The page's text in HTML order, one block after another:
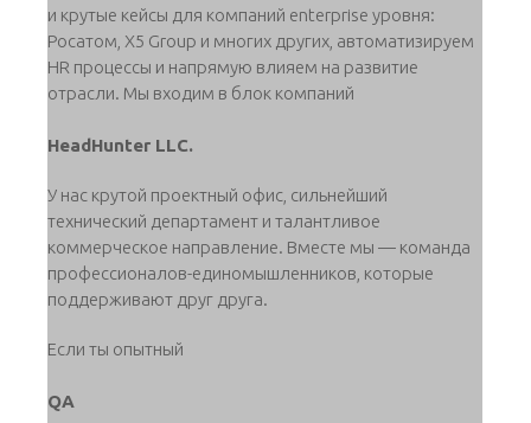
и крутые кейсы для компаний enterprise уровня:
Росатом, X5 Group и многих других, автоматизируем
HR процессы и напрямую влияем на развитие
отрасли. Мы входим в блок компаний
HeadHunter LLC.
У нас крутой проектный офис, сильнейший
технический департамент и талантливое
коммерческое направление. Вместе мы — команда
профессионалов-единомышленников, которые
поддерживают друг друга.
Если ты опытный
QA